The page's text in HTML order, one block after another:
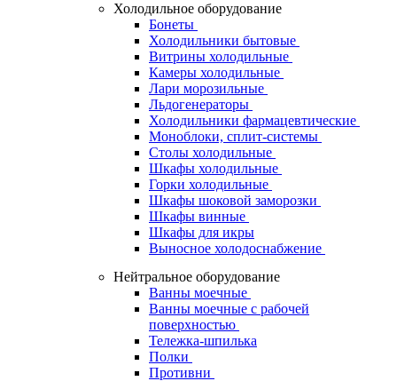
Холодильное оборудование
Бонеты
Холодильники бытовые
Витрины холодильные
Камеры холодильные
Лари морозильные
Льдогенераторы
Холодильники фармацевтические
Моноблоки, сплит-системы
Столы холодильные
Шкафы холодильные
Горки холодильные
Шкафы шоковой заморозки
Шкафы винные
Шкафы для икры
Выносное холодоснабжение
Нейтральное оборудование
Ванны моечные
Ванны моечные с рабочей
поверхностью
Тележка-шпилька
Полки
Противни